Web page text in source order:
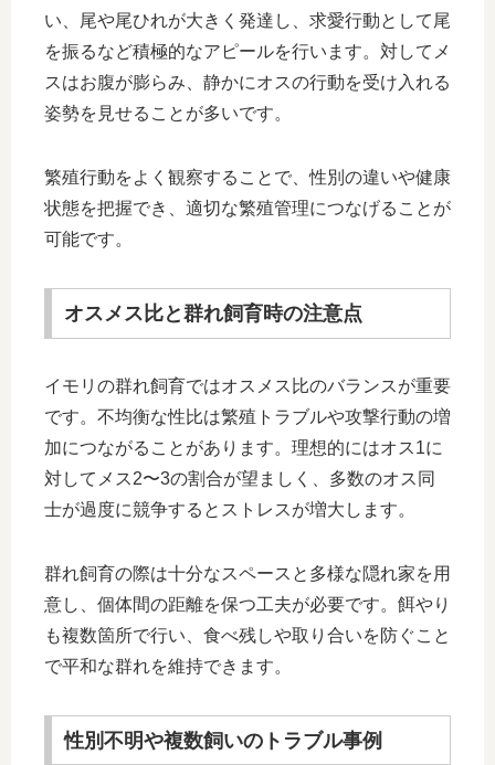
い、尾や尾ひれが大きく発達し、求愛行動として尾
を振るなど積極的なアピールを行います。対してメ
スはお腹が膨らみ、静かにオスの行動を受け入れる
姿勢を見せることが多いです。
繁殖行動をよく観察することで、性別の違いや健康
状態を把握でき、適切な繁殖管理につなげることが
可能です。
オスメス比と群れ飼育時の注意点
イモリの群れ飼育ではオスメス比のバランスが重要
です。不均衡な性比は繁殖トラブルや攻撃行動の増
加につながることがあります。理想的にはオス1に
対してメス2〜3の割合が望ましく、多数のオス同
士が過度に競争するとストレスが増大します。
群れ飼育の際は十分なスペースと多様な隠れ家を用
意し、個体間の距離を保つ工夫が必要です。餌やり
も複数箇所で行い、食べ残しや取り合いを防ぐこと
で平和な群れを維持できます。
性別不明や複数飼いのトラブル事例